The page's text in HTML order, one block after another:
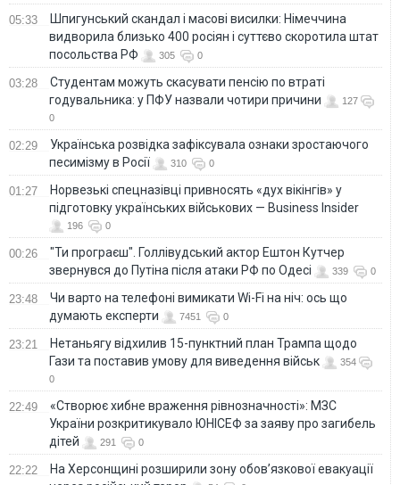
05:33
Шпигунський скандал і масові висилки: Німеччина
видворила близько 400 росіян і суттєво скоротила штат
посольства РФ
305 0
03:28
Студентам можуть скасувати пенсію по втраті
годувальника: у ПФУ назвали чотири причини
127
0
02:29
Українська розвідка зафіксувала ознаки зростаючого
песимізму в Росії
310 0
01:27
Норвезькі спецназівці привносять «дух вікінгів» у
підготовку українських військових — Business Insider
196 0
00:26
"Ти програєш". Голлівудський актор Ештон Кутчер
звернувся до Путіна після атаки РФ по Одесі
339 0
23:48
Чи варто на телефонi вимикати Wi-Fi на ніч: ось що
думають експерти
7451 0
23:21
Нетаньягу відхилив 15-пунктний план Трампа щодо
Гази та поставив умову для виведення військ
354
0
22:49
«Створює хибне враження рівнозначності»: МЗС
України розкритикувало ЮНІСЕФ за заяву про загибель
дітей
291 0
22:22
На Херсонщині розширили зону обов’язкової евакуації